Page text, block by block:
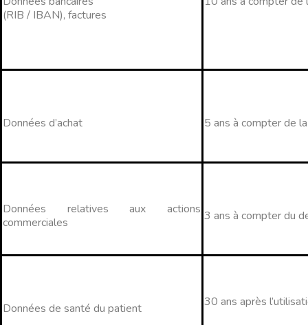
(RIB / IBAN), factures
Données d’achat 5 ans à compter de
Données relatives aux actions
commerciales
3 ans à compter du
Données de santé du patient 30 ans après